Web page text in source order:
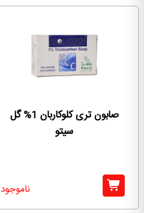
صابون تری کلوکاربان 1% گل
سیتو
ناموجود